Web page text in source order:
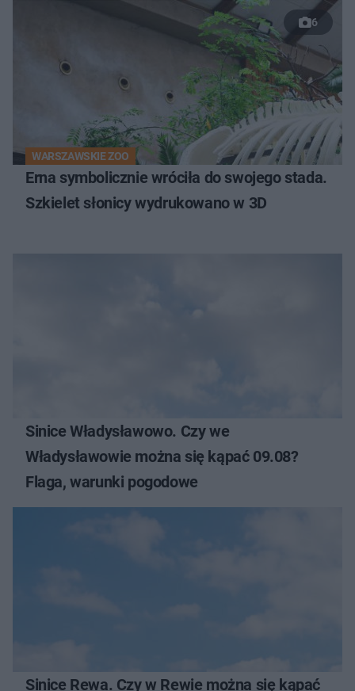
6
WARSZAWSKIE ZOO
Erna symbolicznie wróciła do swojego stada.
Szkielet słonicy wydrukowano w 3D
Sinice Władysławowo. Czy we
Władysławowie można się kąpać 09.08?
Flaga, warunki pogodowe
Sinice Rewa. Czy w Rewie można się kąpać